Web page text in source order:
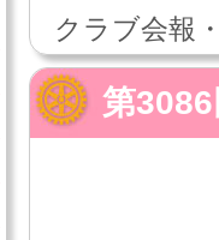
クラブ会報
第